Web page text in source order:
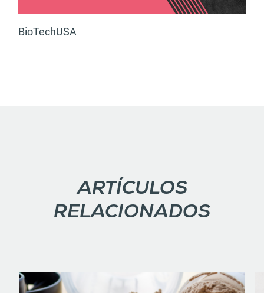
BioTechUSA
ARTÍCULOS
RELACIONADOS